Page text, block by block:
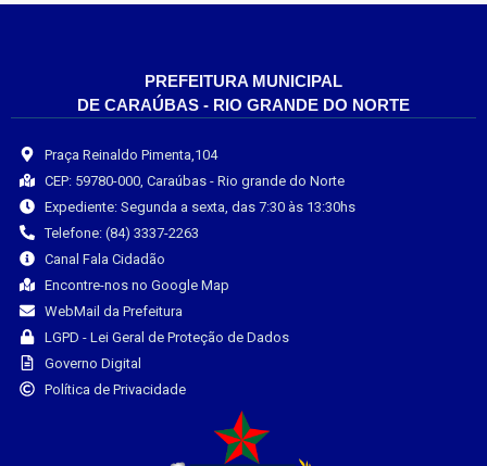
PREFEITURA MUNICIPAL
DE CARAÚBAS - RIO GRANDE DO NORTE
Praça Reinaldo Pimenta,104
CEP: 59780-000, Caraúbas - Rio grande do Norte
Expediente: Segunda a sexta, das 7:30 às 13:30hs
Telefone: (84) 3337-2263
Canal Fala Cidadão
Encontre-nos no Google Map
WebMail da Prefeitura
LGPD - Lei Geral de Proteção de Dados
Governo Digital
Política de Privacidade